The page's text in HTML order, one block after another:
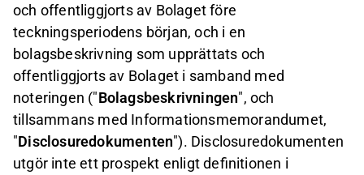
och offentliggjorts av Bolaget före
teckningsperiodens början, och i en
bolagsbeskrivning som upprättats och
offentliggjorts av Bolaget i samband med
noteringen ("Bolagsbeskrivningen", och
tillsammans med Informationsmemorandumet,
"Disclosuredokumenten"). Disclosuredokumenten
utgör inte ett prospekt enligt definitionen i